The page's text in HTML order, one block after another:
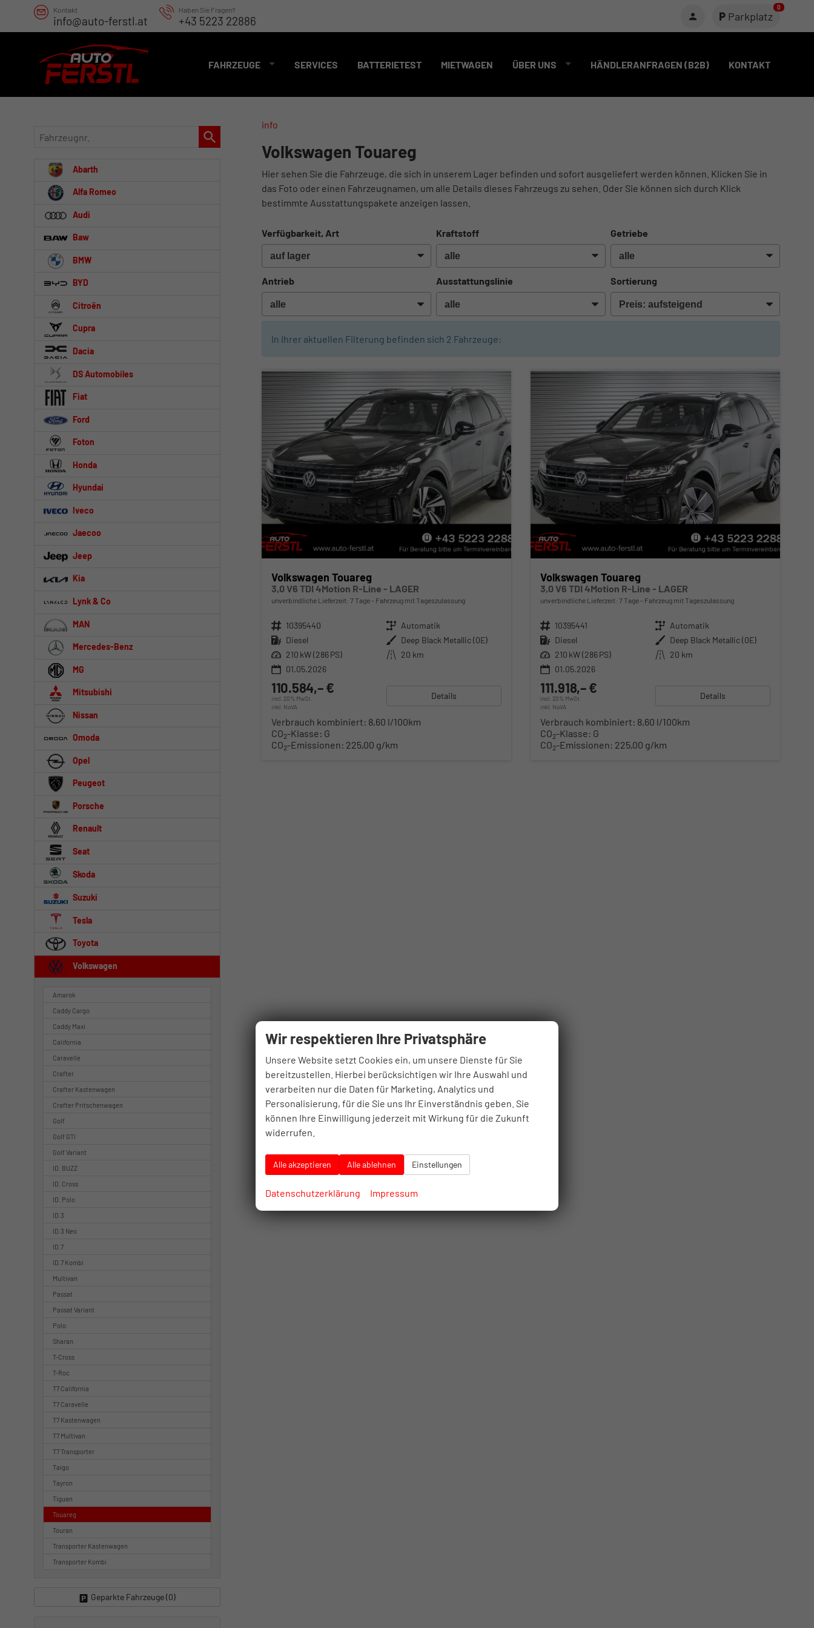
Kontakt
info@auto-ferstl.at
Haben Sie Fragen?
+43 5223 22886 Parkplatz
0
FAHRZEUGE SERVICES BATTERIETEST MIETWAGEN ÜBER UNS HÄNDLERANFRAGEN (B2B) KONTAKT
info
Volkswagen Touareg
Hier sehen Sie die Fahrzeuge, die sich in unserem Lager befinden und sofort ausgeliefert werden können. Klicken Sie in
das Foto oder einen Fahrzeugnamen, um alle Details dieses Fahrzeugs zu sehen. Oder Sie können sich durch Klick
bestimmte Ausstattungspakete anzeigen lassen.
Verfügbarkeit, Art Kraftstoff Getriebe
Antrieb Ausstattungslinie Sortierung
In Ihrer aktuellen Filterung befinden sich 2 Fahrzeuge:
Volkswagen Touareg
3,0 V6 TDI 4Motion R-Line - LAGER
unverbindliche Lieferzeit: 7 Tage Fahrzeug mit Tageszulassung
Fahrzeugnr. 10395440 Getriebe Automatik
Kraftstoff Diesel Außenfarbe Deep Black Metallic (0E)
Leistung 210 kW (286 PS) Kilometerstand 20 km
01.05.2026
110.584,– €
incl. 20% MwSt.
inkl. NoVA
Details
Verbrauch kombiniert: 8,60 l/100km
CO2-Klasse: G
CO2-Emissionen: 225,00 g/km
Volkswagen Touareg
3,0 V6 TDI 4Motion R-Line - LAGER
unverbindliche Lieferzeit: 7 Tage Fahrzeug mit Tageszulassung
Fahrzeugnr. 10395441 Getriebe Automatik
Kraftstoff Diesel Außenfarbe Deep Black Metallic (0E)
Leistung 210 kW (286 PS) Kilometerstand 20 km
01.05.2026
111.918,– €
incl. 20% MwSt.
inkl. NoVA
Details
Verbrauch kombiniert: 8,60 l/100km
CO2-Klasse: G
CO2-Emissionen: 225,00 g/km
Fahrzeugnr.
Abarth
Alfa Romeo
Audi
Baw
BMW
BYD
Citroën
Cupra
Dacia
DS Automobiles
Fiat
Ford
Foton
Honda
Hyundai
Iveco
Jaecoo
Jeep
Kia
Lynk & Co
MAN
Mercedes-Benz
MG
Mitsubishi
Nissan
Omoda
Opel
Peugeot
Porsche
Renault
Seat
Skoda
Suzuki
Tesla
Toyota
Volkswagen
Amarok
Caddy Cargo
Caddy Maxi
California
Caravelle
Crafter
Crafter Kastenwagen
Crafter Pritschenwagen
Golf
Golf GTI
Golf Variant
ID. BUZZ
ID. Cross
ID. Polo
ID.3
ID.3 Neo
ID.7
ID.7 Kombi
Multivan
Passat
Passat Variant
Polo
Sharan
T-Cross
T-Roc
T7 California
T7 Caravelle
T7 Kastenwagen
T7 Multivan
T7 Transporter
Taigo
Tayron
Tiguan
Touareg
Touran
Transporter Kastenwagen
Transporter Kombi
Geparkte Fahrzeuge (0)
Wir respektieren Ihre Privatsphäre
Unsere Website setzt Cookies ein, um unsere Dienste für Sie
bereitzustellen. Hierbei berücksichtigen wir Ihre Auswahl und
verarbeiten nur die Daten für Marketing, Analytics und
Personalisierung, für die Sie uns Ihr Einverständnis geben. Sie
können Ihre Einwilligung jederzeit mit Wirkung für die Zukunft
widerrufen.
Alle akzeptieren Alle ablehnen Einstellungen
Datenschutzerklärung Impressum